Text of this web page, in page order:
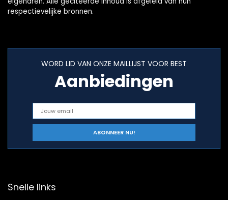
respectievelijke bronnen.
WORD LID VAN ONZE MAILLIJST VOOR BEST
Aanbiedingen
Snelle links